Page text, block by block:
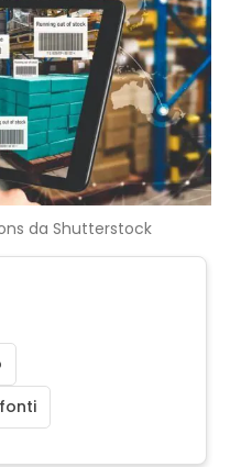
da Shutterstock